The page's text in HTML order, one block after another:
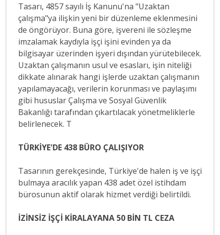
Tasarı, 4857 sayılı İş Kanunu'na "Uzaktan
çalışma"ya ilişkin yeni bir düzenleme eklenmesini
de öngörüyor. Buna göre, işvereni ile sözleşme
imzalamak kaydıyla işçi işini evinden ya da
bilgisayar üzerinden işyeri dışından yürütebilecek.
Uzaktan çalışmanın usul ve esasları, işin niteliği
dikkate alınarak hangi işlerde uzaktan çalışmanın
yapılamayacağı, verilerin korunması ve paylaşımı
gibi hususlar Çalışma ve Sosyal Güvenlik
Bakanlığı tarafından çıkartılacak yönetmeliklerle
belirlenecek. T
TÜRKİYE'DE 438 BÜRO ÇALIŞIYOR
Tasarının gerekçesinde, Türkiye'de halen iş ve işçi
bulmaya aracılık yapan 438 adet özel istihdam
bürosunun aktif olarak hizmet verdiği belirtildi.
İZİNSİZ İŞÇİ KİRALAYANA 50 BİN TL CEZA